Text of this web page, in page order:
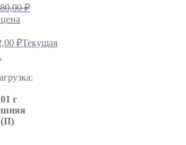
₽
₽Текущая
г
(II)